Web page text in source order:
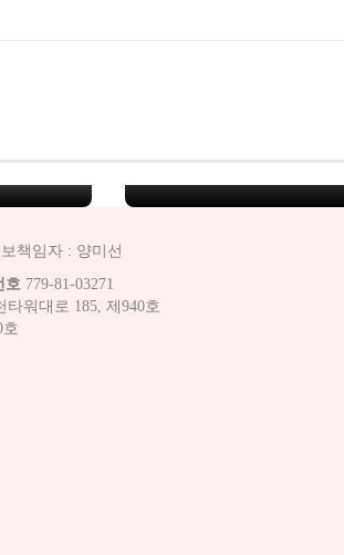
임자 : 양미선
호 779-81-03271
워대로 185, 제940호
호